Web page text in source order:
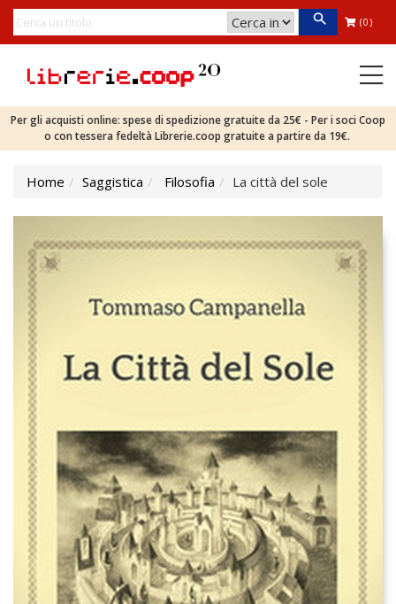
(0)
Per gli acquisti online: spese di spedizione gratuite da 25€ - Per i soci Coop
o con tessera fedeltà Librerie.coop gratuite a partire da 19€.
Home Saggistica Filosofia La città del sole